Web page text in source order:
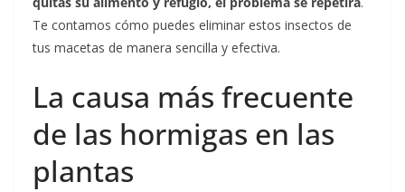
Te contamos cómo puedes eliminar estos insectos de
tus macetas de manera sencilla y efectiva.
La causa más frecuente
de las hormigas en las
plantas